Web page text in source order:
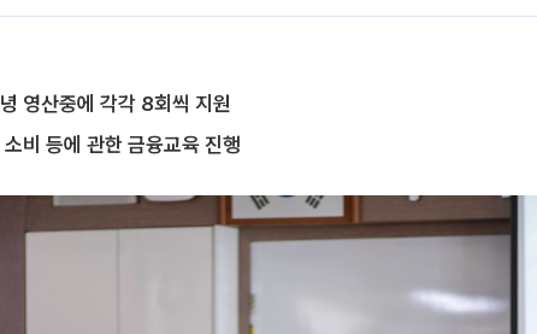
영산중에 각각 8회씩 지원
비 등에 관한 금융교육 진행